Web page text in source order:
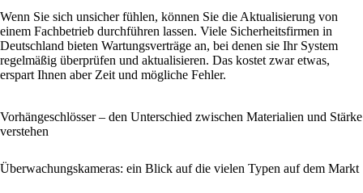
Wenn Sie sich unsicher fühlen, können Sie die Aktualisierung von
einem Fachbetrieb durchführen lassen. Viele Sicherheitsfirmen in
Deutschland bieten Wartungsverträge an, bei denen sie Ihr System
regelmäßig überprüfen und aktualisieren. Das kostet zwar etwas,
erspart Ihnen aber Zeit und mögliche Fehler.
Vorhängeschlösser – den Unterschied zwischen Materialien und Stärke
verstehen
Überwachungskameras: ein Blick auf die vielen Typen auf dem Markt